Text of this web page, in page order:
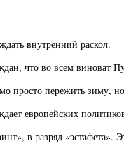
внутренний раскол.
что во всем виноват
пережить зиму,
европейских
в разряд